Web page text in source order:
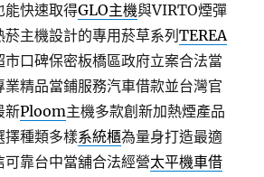
能快速取得GLO主機與VIRTO煙彈
菸主機設計的專用菸草系列TEREA
口碑保密板橋區政府立案合法當
業精品當鋪服務汽車借款並台灣官
新Ploom主機多款創新加熱煙產品
擇種類多樣系統櫃為量身打造最適
靠台中當舖合法經營太平機車借